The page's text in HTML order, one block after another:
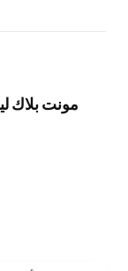
مونت بلاك